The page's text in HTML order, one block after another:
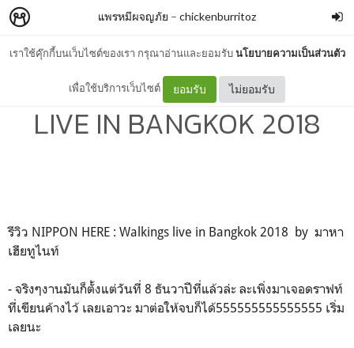
เราใช้คุ๊กกี้บนเว็บไซต์ของเรา กรุณาอ่านและยอมรับนโยบายความเป็นส่วนตัว
เพื่อใช้บริการเว็บไซต์ ยอมรับ ไม่ยอมรับ
แพรหมีผจญภัย – chickenburritoz
NIPPON HERE : WALKINGS
LIVE IN BANGKOK 2018
รีวิว NIPPON HERE : Walkings live in Bangkok 2018 by มาหา
เฮียทูไนท์
- จริงๆงานมันก็ตั้งแต่วันที่ 8 ธันวาปีที่แล้วล่ะ ละเพิ่งมาเจอดราฟท์
ที่เขียนค้างไว้ เลยเอาวะ มาต่อให้จบก็ได้555555555555555 เริ่ม
เลยนะ